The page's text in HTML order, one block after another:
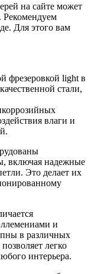
на сайте может
Рекомендуем
Для этого вам
фрезеровкой light в
стали,
влаги и
включая надежные
Это делает их
и
в различных
легко
интерьера.